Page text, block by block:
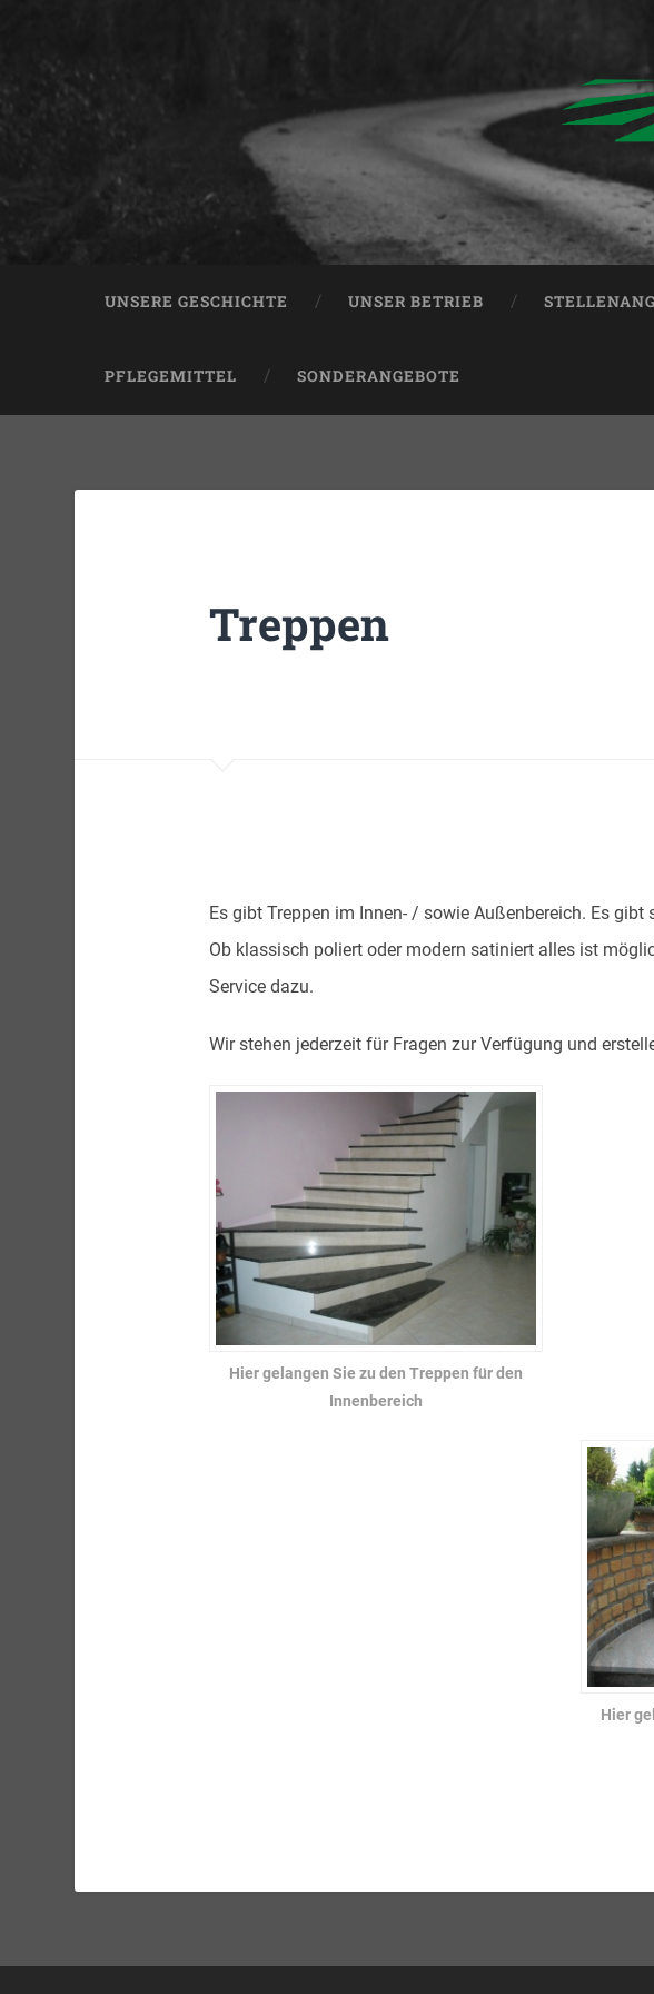
UNSERE GESCHICHTE UNSER BETRIEB
PFLEGEMITTEL SONDERANGEBOTE
Treppen
Es gibt Treppen im Innen- / sowie Außenbereich. Es
Ob klassisch poliert oder modern satiniert alles ist
Service dazu.
Wir stehen jederzeit für Fragen zur Verfügung und
Hier gelangen Sie zu den Treppen für den
Innenbereich
Hier